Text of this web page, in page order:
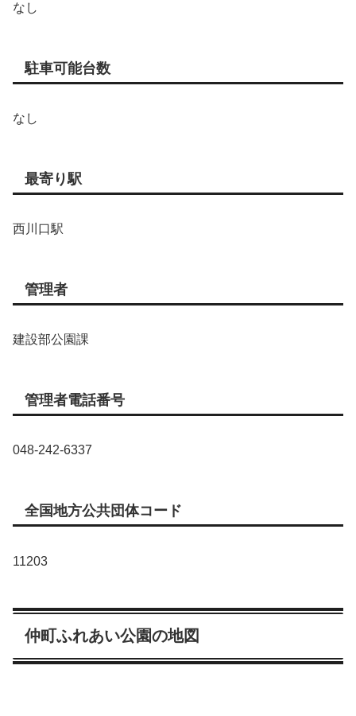
なし
駐車可能台数
なし
最寄り駅
西川口駅
管理者
建設部公園課
管理者電話番号
048-242-6337
全国地方公共団体コード
11203
仲町ふれあい公園の地図